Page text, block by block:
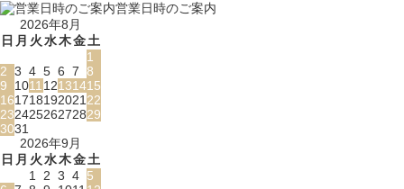
営業日時のご案内
2026年8月
日 月 火水木金土
1
2 3 4 5 6 7 8
9
101112131415
16171819202122
23242526272829
3031
2026年9月
日 月 火水木金土
1 2 3 4 5